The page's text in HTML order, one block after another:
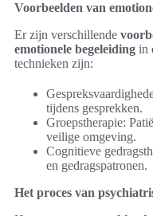
Voorbeelden van
Er zijn verschillende
emotionele begeleiding in
technieken zijn:
tijdens gesprekken.
Groepstherapie:
veilige omgeving.
Cognitieve
en gedragspatronen.
Het proces van